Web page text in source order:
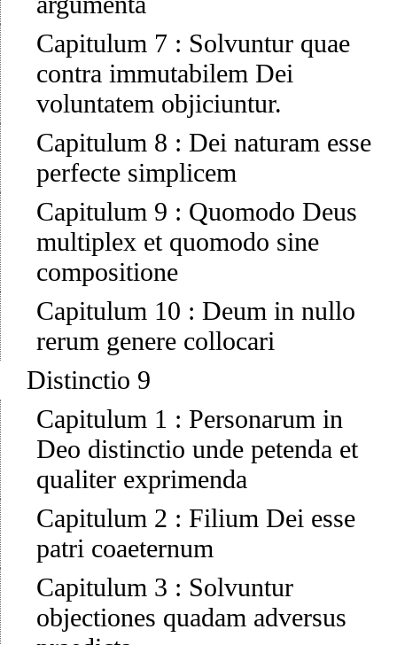
Capitulum 7 : Solvuntur quae
contra immutabilem Dei
voluntatem objiciuntur.
Capitulum 8 : Dei naturam esse
perfecte simplicem
Capitulum 9 : Quomodo Deus
multiplex et quomodo sine
compositione
Capitulum 10 : Deum in nullo
rerum genere collocari
Distinctio 9
Capitulum 1 : Personarum in
Deo distinctio unde petenda et
qualiter exprimenda
Capitulum 2 : Filium Dei esse
patri coaeternum
Capitulum 3 : Solvuntur
objectiones quadam adversus